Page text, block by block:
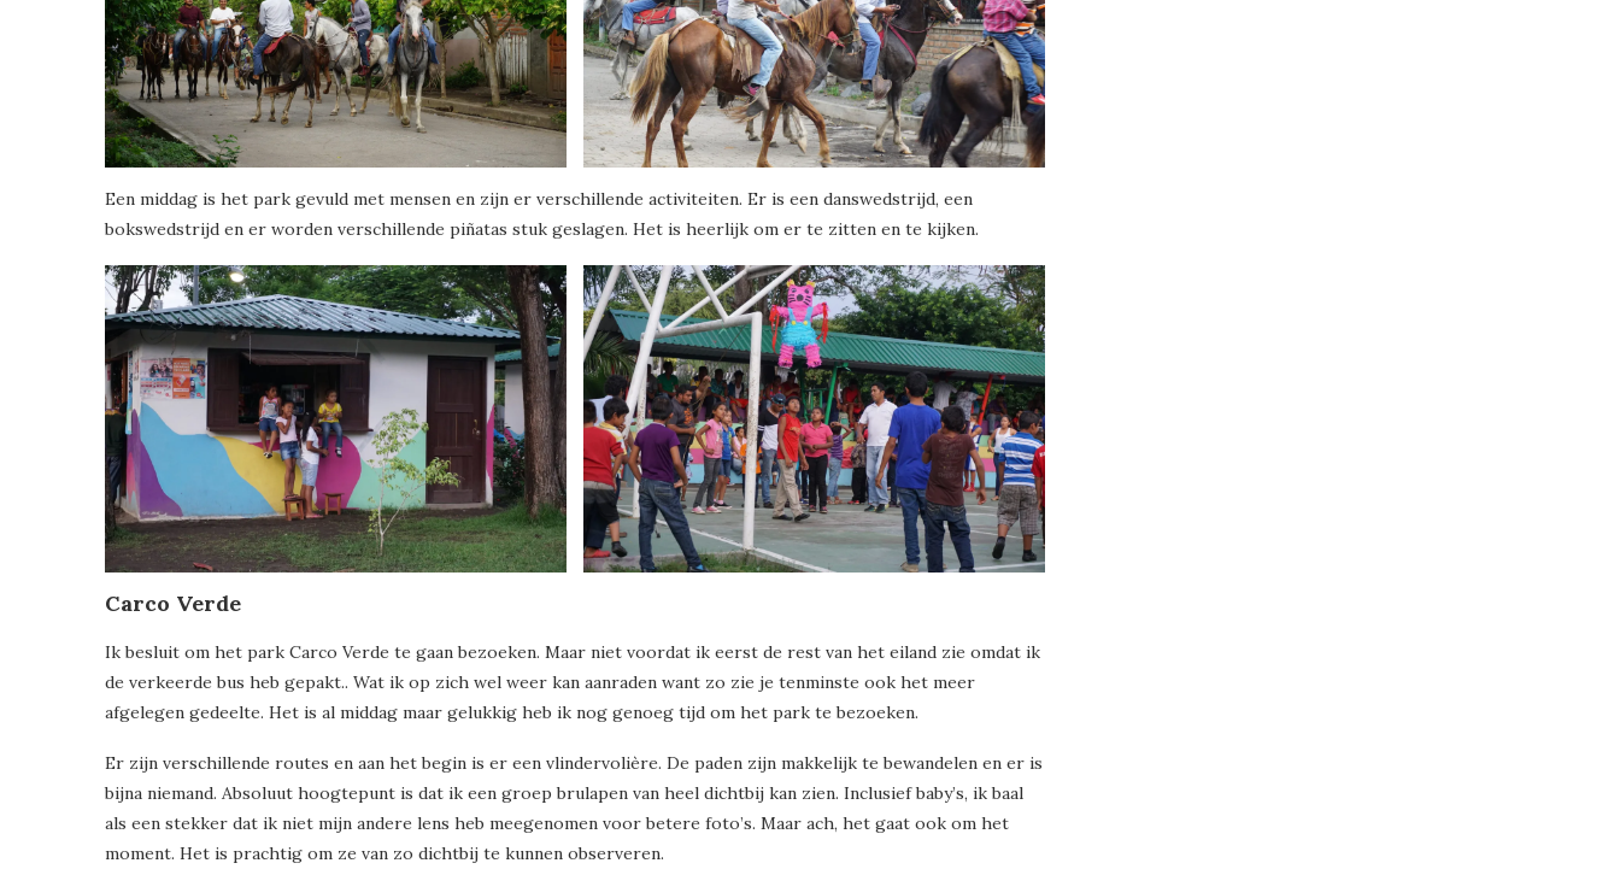
Een middag is het park gevuld met mensen en zijn er verschillende activiteiten. Er is een danswedstrijd, een
bokswedstrijd en er worden verschillende piñatas stuk geslagen. Het is heerlijk om er te zitten en te kijken.
Carco Verde
Ik besluit om het park Carco Verde te gaan bezoeken. Maar niet voordat ik eerst de rest van het eiland zie omdat ik
de verkeerde bus heb gepakt.. Wat ik op zich wel weer kan aanraden want zo zie je tenminste ook het meer
afgelegen gedeelte. Het is al middag maar gelukkig heb ik nog genoeg tijd om het park te bezoeken.
Er zijn verschillende routes en aan het begin is er een vlindervolière. De paden zijn makkelijk te bewandelen en er is
bijna niemand. Absoluut hoogtepunt is dat ik een groep brulapen van heel dichtbij kan zien. Inclusief baby’s, ik baal
als een stekker dat ik niet mijn andere lens heb meegenomen voor betere foto’s. Maar ach, het gaat ook om het
moment. Het is prachtig om ze van zo dichtbij te kunnen observeren.